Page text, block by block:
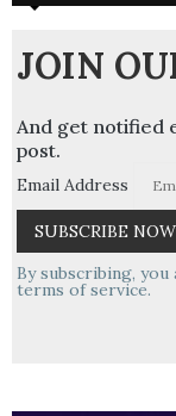
JOIN
And get notified
post.
Email Address
By subscribing,
terms of service.